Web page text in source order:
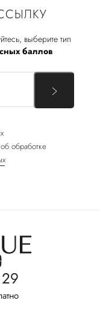
выберите тип
баллов
обработке